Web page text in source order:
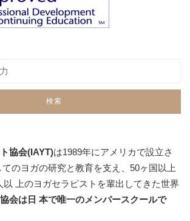
協会(IAYT)は1989年にアメリカで設立さ
のヨガの研究と教育を支え、50ヶ国以上
以 上のヨガセラピストを輩出してきた世界
会は日 本で唯一のメンバースクールで